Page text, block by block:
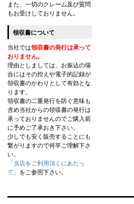
また、一切のクレーム及び質問
もお受けしておりません。
領収書について
当社では領収書の発行は承って
おりません。
理由としましては、お振込の場
合にはその控えや電子的記録が
領収書のかわりとして有効とな
ります。
領収書の二重発行を防ぐ意味も
含め当社からの領収書の発行は
承っておりませんのでご購入前
に予めご了承おき下さい。
少しでも安く販売することにも
繋がりますので何卒ご理解下さ
い。
「当店をご利用頂くにあたっ
て」 をご参照下さい。